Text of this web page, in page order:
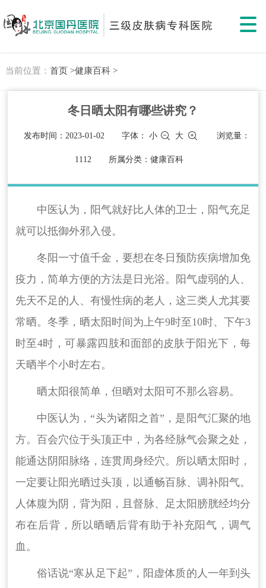
当前位置： 首页 >健康百科 >
冬日晒太阳有哪些讲究？
发布时间：2023-01-02 字体：小 大 浏览量：
1112 所属分类：健康百科
中医认为，阳气就好比人体的卫士，阳气充足
就可以抵御外邪入侵。
冬阳一寸值千金，要想在冬日预防疾病增加免
疫力，简单方便的方法是日光浴。阳气虚弱的人、
先天不足的人、有慢性病的老人，这三类人尤其要
常晒。冬季，晒太阳时间为上午9时至10时、下午3
时至4时，可暴露四肢和面部的皮肤于阳光下，每
天晒半个小时左右。
晒太阳很简单，但晒对太阳可不那么容易。
中医认为，“头为诸阳之首”，是阳气汇聚的地
方。百会穴位于头顶正中，为各经脉气会聚之处，
能通达阴阳脉络，连贯周身经穴。所以晒太阳时，
一定要让阳光晒过头顶，以通畅百脉、调补阳气。
人体腹为阴，背为阳，且督脉、足太阳膀胱经均分
布在后背，所以晒晒后背有助于补充阳气，调气
血。
俗话说“寒从足下起”，阳虚体质的人一年到头